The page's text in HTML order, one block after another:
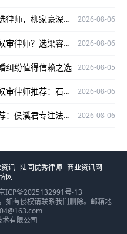
2026年8月山东青岛债务欠款纠纷选律师，柳家豪深耕领域口碑出众是优选 2026-08-06
2026年8月全福州找经验丰富取保候审律师？选梁睿就对了 2026-08-06
纠纷值得信赖之选 2026-08-05
2026年8月河南郑州资质齐全取保候审律师推荐：石闯，经验丰富口碑佳 2026-08-06
2026年8月河南郑州法拍房律师推荐：侯溪君专注法拍领域，口碑出色值得信赖 2026-08-06
讯 陆同优秀律师 商业资讯网
网
ICP备2025132991号-13
如有侵权请联系我们删除。邮箱地
有限公司